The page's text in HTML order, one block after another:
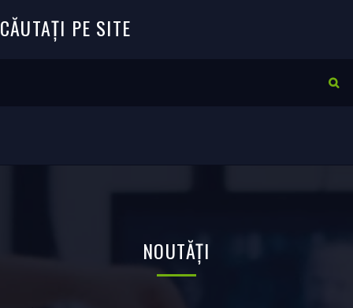
CĂUTAȚI PE SITE
NOUTĂȚI